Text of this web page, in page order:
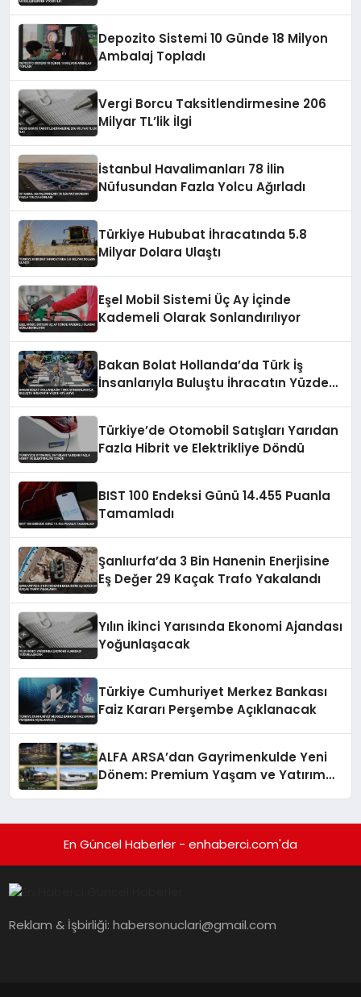
Depozito Sistemi 10 Günde 18 Milyon
Ambalaj Topladı
Vergi Borcu Taksitlendirmesine 206
Milyar TL’lik İlgi
İstanbul Havalimanları 78 İlin
Nüfusundan Fazla Yolcu Ağırladı
Türkiye Hububat İhracatında 5.8
Milyar Dolara Ulaştı
Eşel Mobil Sistemi Üç Ay İçinde
Kademeli Olarak Sonlandırılıyor
Bakan Bolat Hollanda’da Türk İş
İnsanlarıyla Buluştu İhracatın Yüzde
Türkiye’de Otomobil Satışları Yarıdan
Fazla Hibrit ve Elektrikliye Döndü
BIST 100 Endeksi Günü 14.455 Puanla
Tamamladı
Şanlıurfa’da 3 Bin Hanenin Enerjisine
Eş Değer 29 Kaçak Trafo Yakalandı
Yılın İkinci Yarısında Ekonomi Ajandası
Yoğunlaşacak
Türkiye Cumhuriyet Merkez Bankası
Faiz Kararı Perşembe Açıklanacak
ALFA ARSA’dan Gayrimenkulde Yeni
Dönem: Premium Yaşam ve Yatırım
En Güncel Haberler - enhaberci.com'da
Reklam & İşbirliği:habersonuclari@gmail.com